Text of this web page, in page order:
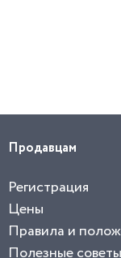
Продавцам
Регистрация
Цены
Правила и
Полезные советы